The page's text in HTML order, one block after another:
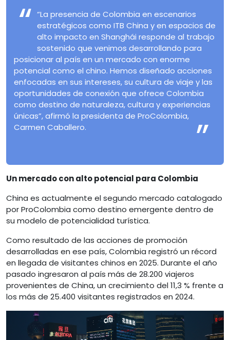
“La presencia de Colombia en escenarios
estratégicos como ITB China y en espacios de
alto impacto en Shanghái responde al trabajo
sostenido que venimos desarrollando para
posicionar al país en un mercado con enorme
potencial como el chino. Hemos diseñado acciones
enfocadas en sus intereses, su cultura de viaje y las
oportunidades de conexión que ofrece Colombia
como destino de naturaleza, cultura y experiencias
únicas”, afirmó la presidenta de ProColombia,
Carmen Caballero.
Un mercado con alto potencial para Colombia
China es actualmente el segundo mercado catalogado
por ProColombia como destino emergente dentro de
su modelo de potencialidad turística.
Como resultado de las acciones de promoción
desarrolladas en ese país, Colombia registró un récord
en llegada de visitantes chinos en 2025. Durante el año
pasado ingresaron al país más de 28.200 viajeros
provenientes de China, un crecimiento del 11,3 % frente a
los más de 25.400 visitantes registrados en 2024.